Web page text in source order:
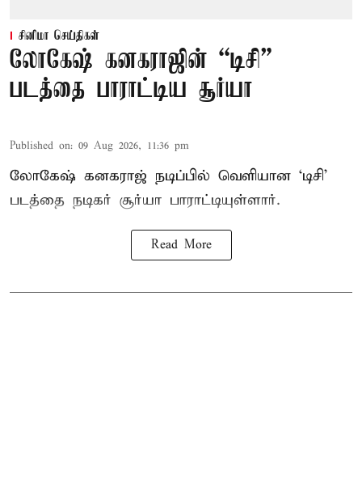
சினிமா செய்திகள்
லோகேஷ் கனகராஜின் “டிசி”
படத்தை பாராட்டிய சூர்யா
Published on: 09 Aug 2026, 11:36 pm
லோகேஷ் கனகராஜ் நடிப்பில் வெளியான ‘டிசி’
படத்தை நடிகர் சூர்யா பாராட்டியுள்ளார்.
Read More